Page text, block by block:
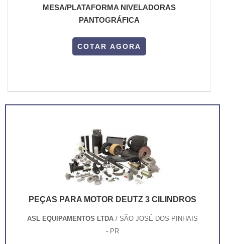
MESA/PLATAFORMA NIVELADORAS
PANTOGRÁFICA
COTAR AGORA
PEÇAS PARA MOTOR DEUTZ 3 CILINDROS
ASL EQUIPAMENTOS LTDA / SÃO JOSÉ DOS PINHAIS
- PR